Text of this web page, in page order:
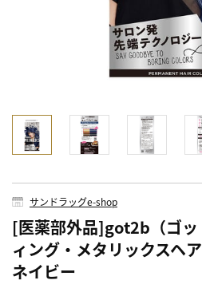
サンドラッグe-shop
[医薬部外品]got2b（ゴッ
ィング・メタリックスヘ
ネイビー